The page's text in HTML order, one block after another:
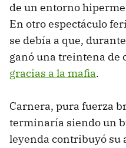
de un entorno
En otro espectáculo
se debía a que,
ganó una treintena de
gracias a la mafia.
Carnera, pura fuerza
terminaría siendo un
leyenda contribuyó su